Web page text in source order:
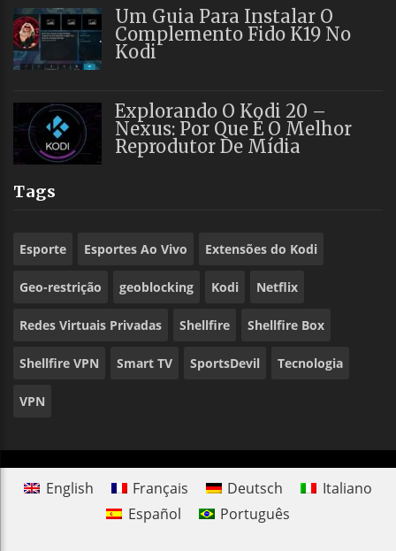
Um Guia Para Instalar O
Complemento Fido K19 No
Kodi
Explorando O Kodi 20 –
Nexus: Por Que É O Melhor
Reprodutor De Mídia
Tags
Esporte Esportes Ao Vivo Extensões do Kodi
Geo-restrição geoblocking Kodi Netflix
Redes Virtuais Privadas Shellfire Shellfire Box
Shellfire VPN Smart TV SportsDevil Tecnologia
VPN
English Français Deutsch
Italiano
Español
Português